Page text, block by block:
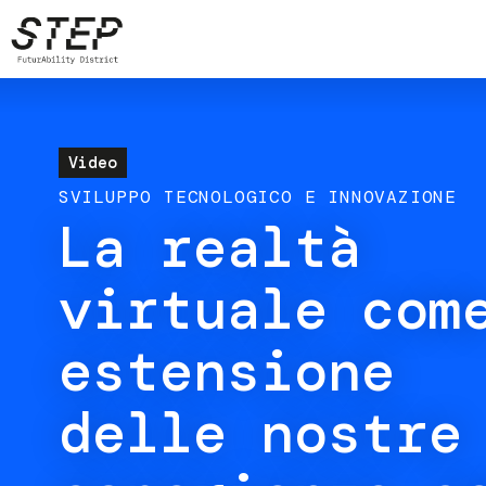
Salta
al
contenuto
Video
SVILUPPO TECNOLOGICO E INNOVAZIONE
La realtà
virtuale
estensione
delle nostre